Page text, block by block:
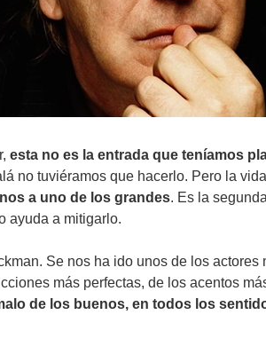
esta no es la entrada que teníamos
no tuviéramos que hacerlo. Pero la
a uno de los grandes. Es la
ayuda a mitigarlo.
Se nos ha ido unos de los actores
más perfectas, de los acentos
de los buenos, en todos los